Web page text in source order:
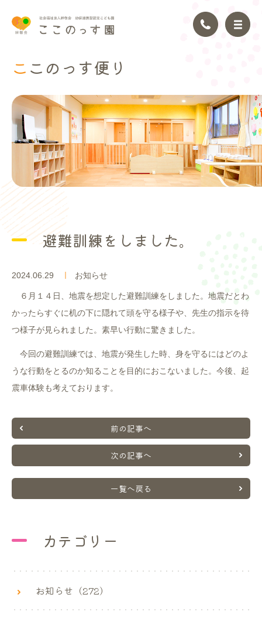
トップページ
園の理念
園の紹介
園の生活
アクセス
入園案内
採用情報
ここのっす便り
ここのっ す便り
避難訓練をしました。
2024.06.29 お知らせ
６月１４日、地震を想定した避難訓練をしました。地震だとわ
かったらすぐに机の下に隠れて頭を守る様子や、先生の指示を待
つ様子が見られました。素早い行動に驚きました。
今回の避難訓練では、地震が発生した時、身を守るにはどのよ
うな行動をとるのか知ることを目的におこないました。今後、起
震車体験も考えております。
前の記事へ
次の記事へ
一覧へ戻る
カテゴリー
お知らせ（272）